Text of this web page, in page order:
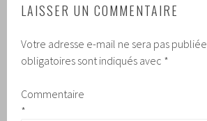
LAISSER UN COMMENTAIRE
Votre adresse e-mail ne sera pas publiée.
obligatoires sont indiqués avec *
Commentaire
*